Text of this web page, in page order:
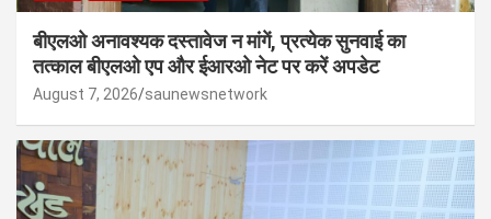
बीएलओ अनावश्यक दस्तावेज न मांगें, प्रत्येक सुनवाई का
तत्काल बीएलओ एप और ईआरओ नेट पर करें अपडेट
August 7, 2026 saunewsnetwork